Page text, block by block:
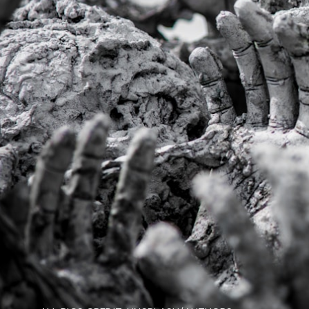
30 साल बाद ये ग्रहण लगेगाI इसका
सूतक काल लगभग 9 घंटे पहले ही शुरू
हो जाएगाI ग्रहण के दौरान गर्भवती